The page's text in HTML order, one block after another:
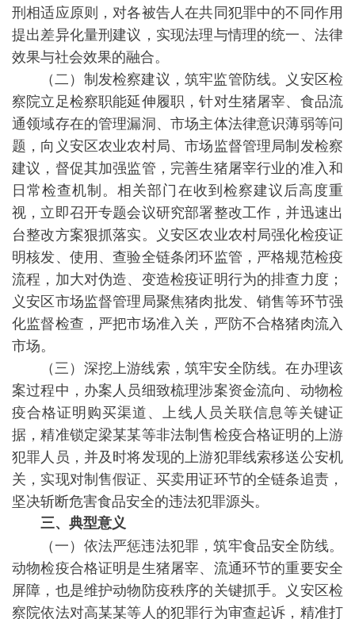
刑相适应原则，对各被告人在共同犯罪中的不同作用
提出差异化量刑建议，实现法理与情理的统一、法律
效果与社会效果的融合。
（二）制发检察建议，筑牢监管防线。义安区检
察院立足检察职能延伸履职，针对生猪屠宰、食品流
通领域存在的管理漏洞、市场主体法律意识薄弱等问
题，向义安区农业农村局、市场监督管理局制发检察
建议，督促其加强监管，完善生猪屠宰行业的准入和
日常检查机制。相关部门在收到检察建议后高度重
视，立即召开专题会议研究部署整改工作，并迅速出
台整改方案狠抓落实。义安区农业农村局强化检疫证
明核发、使用、查验全链条闭环监管，严格规范检疫
流程，加大对伪造、变造检疫证明行为的排查力度；
义安区市场监督管理局聚焦猪肉批发、销售等环节强
化监督检查，严把市场准入关，严防不合格猪肉流入
市场。
（三）深挖上游线索，筑牢安全防线。在办理该
案过程中，办案人员细致梳理涉案资金流向、动物检
疫合格证明购买渠道、上线人员关联信息等关键证
据，精准锁定梁某某等非法制售检疫合格证明的上游
犯罪人员，并及时将发现的上游犯罪线索移送公安机
关，实现对制售假证、买卖用证环节的全链条追责，
坚决斩断危害食品安全的违法犯罪源头。
三、典型意义
（一）依法严惩违法犯罪，筑牢食品安全防线。
动物检疫合格证明是生猪屠宰、流通环节的重要安全
屏障，也是维护动物防疫秩序的关键抓手。义安区检
察院依法对高某某等人的犯罪行为审查起诉，精准打